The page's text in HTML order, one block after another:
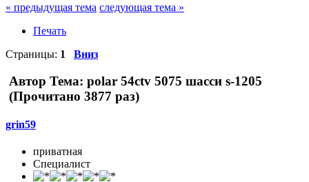
« предыдущая тема следующая тема »
Печать
Страницы: 1 Вниз
Автор Тема: polar 54ctv 5075 шасси s-1205
(Прочитано 3877 раз)
grin59
приватная
Специалист